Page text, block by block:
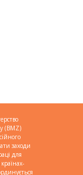
(BMZ)
заходи
для